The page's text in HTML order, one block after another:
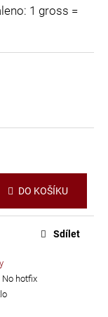
1 gross =
DO KOŠÍKU
No hotfix
Sdílet